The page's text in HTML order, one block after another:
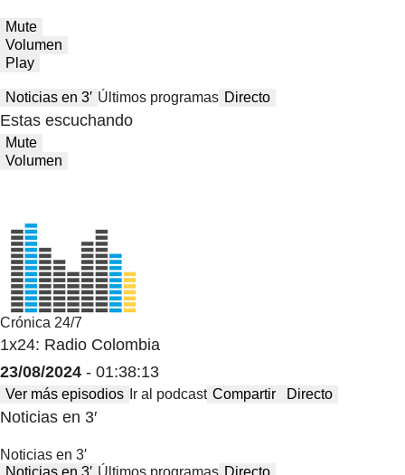
Mute
Volumen
Play
Noticias en 3′ Últimos programas Directo
Estas escuchando
Mute
Volumen
Crónica 24/7
1x24: Radio Colombia
23/08/2024 - 01:38:13
Ver más episodios Ir al podcast Compartir Directo
Noticias en 3′
Noticias en 3′
Noticias en 3′ Últimos programas Directo